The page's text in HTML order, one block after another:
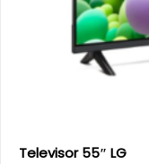
Televisor 55″ LG